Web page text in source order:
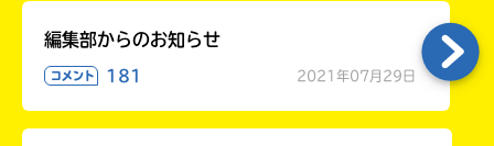
編集部からのお知らせ
コメント 181 2021年07月29日